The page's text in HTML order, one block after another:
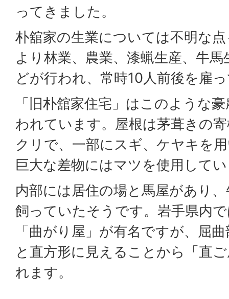
ってきました。
朴舘家の生業については不明な
より林業、農業、漆蝋生産、牛
どが行われ、常時10人前後を雇
「旧朴舘家住宅」はこのような
われています。屋根は茅葺きの
クリで、一部にスギ、ケヤキを
巨大な差物にはマツを使用して
内部には居住の場と馬屋があり
飼っていたそうです。岩手県内
「曲がり屋」が有名ですが、屈
と直方形に見えることから「直
れます。